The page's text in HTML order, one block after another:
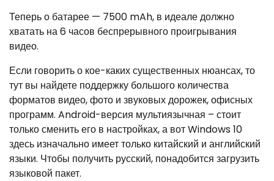
Теперь о батарее — 7500 mAh, в идеале должно
хватать на 6 часов беспрерывного проигрывания
видео.
Если говорить о кое-каких существенных нюансах, то
тут вы найдете поддержку большого количества
форматов видео, фото и звуковых дорожек, офисных
программ. Android-версия мультиязычная – стоит
только сменить его в настройках, а вот Windows 10
здесь изначально имеет только китайский и английский
языки. Чтобы получить русский, понадобится загрузить
языковой пакет.